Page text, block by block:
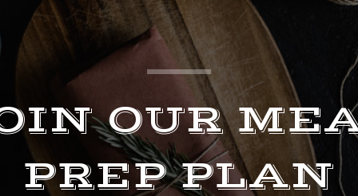
OUR
PREP PLAN